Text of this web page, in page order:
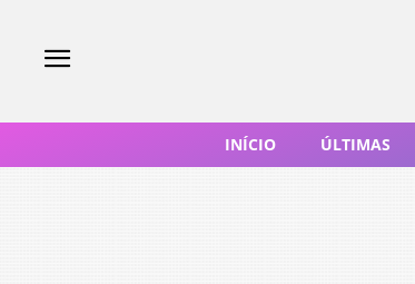
INÍCIO ÚLTIMAS